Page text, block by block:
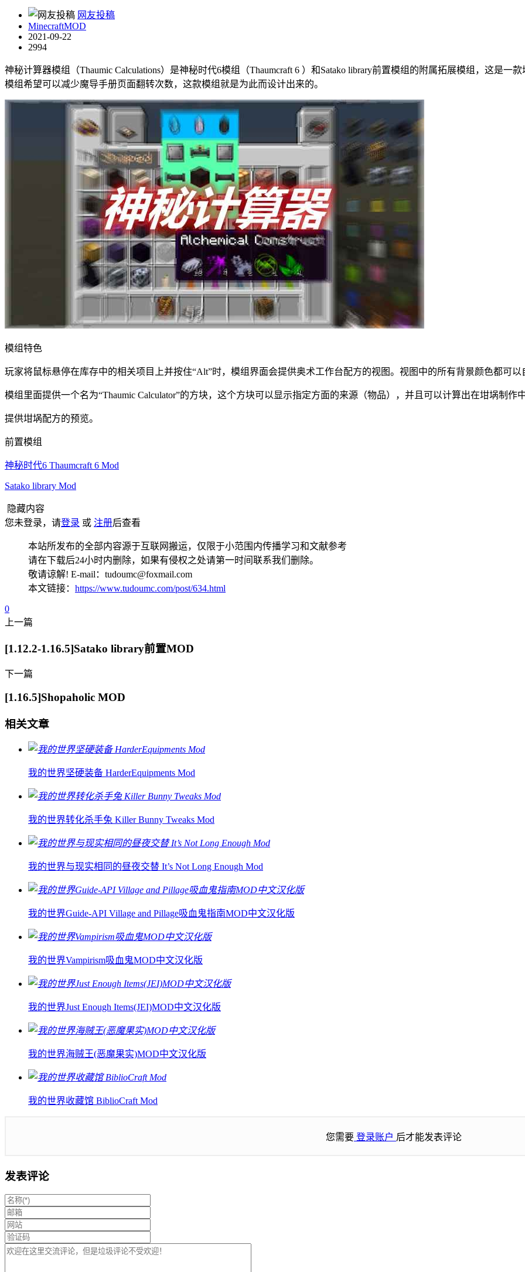
网友投稿
MinecraftMOD
2021-09-22
2994
神秘计算器模组（Thaumic Calculations）是神秘时代6模组（Thaumcraft 6 ）和Satako library前置模组的附属拓展模组，这是
模组希望可以减少魔导手册页面翻转次数，这款模组就是为此而设计出来的。
模组特色
玩家将鼠标悬停在库存中的相关项目上并按住“Alt”时，模组界面会提供奥术工作台配方的视图。视图中的所有背景颜色都可以
模组里面提供一个名为“Thaumic Calculator”的方块，这个方块可以显示指定方面的来源（物品），并且可以计算出在坩埚制作
提供坩埚配方的预览。
前置模组
神秘时代6 Thaumcraft 6 Mod
Satako library Mod
隐藏内容
您未登录，请登录 或 注册后查看
本站所发布的全部内容源于互联网搬运，仅限于小范围内传播学习和文献参考
请在下载后24小时内删除，如果有侵权之处请第一时间联系我们删除。
敬请谅解! E-mail：tudoumc@foxmail.com
本文链接： https://www.tudoumc.com/post/634.html
0
上一篇
[1.12.2-1.16.5]Satako library前置MOD
下一篇
[1.16.5]Shopaholic MOD
相关文章
我的世界坚硬装备 HarderEquipments Mod
我的世界转化杀手兔 Killer Bunny Tweaks Mod
我的世界与现实相同的昼夜交替 It’s Not Long Enough Mod
我的世界Guide-API Village and Pillage吸血鬼指南MOD中文汉化版
我的世界Vampirism吸血鬼MOD中文汉化版
我的世界Just Enough Items(JEI)MOD中文汉化版
我的世界海贼王(恶魔果实)MOD中文汉化版
我的世界收藏馆 BiblioCraft Mod
您需要 登录账户 后才能发表评论
发表评论